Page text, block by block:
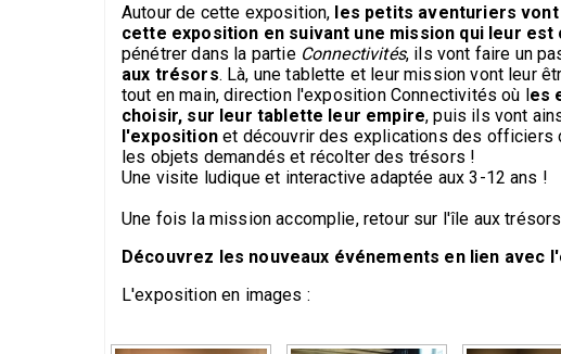
Autour de cette exposition, les petits aventuriers
cette exposition en suivant une mission qui leur est
pénétrer dans la partie Connectivités, ils vont faire un
aux trésors. Là, une tablette et leur mission vont leur
tout en main, direction l'exposition Connectivités où les
choisir, sur leur tablette leur empire, puis ils vont
l'expositionet découvrir des explications des officiers
les objets demandés et récolter des trésors !
Une visite ludique et interactive adaptée aux 3-12 ans !
Une fois la mission accomplie, retour sur l'île aux
Découvrez les nouveaux événements en lien avec
L'exposition en images :